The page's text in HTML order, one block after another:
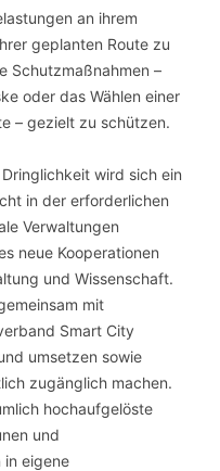
an ihrem
geplanten Route zu
Schutzmaßnahmen –
oder das Wählen einer
– gezielt zu schützen.
wird sich ein
in der erforderlichen
Verwaltungen
neue Kooperationen
und Wissenschaft.
mit
Smart City
umsetzen sowie
zugänglich machen.
hochaufgelöste
und
in eigene